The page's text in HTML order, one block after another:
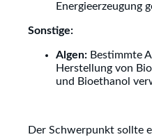
Energieerzeugung
Sonstige:
Algen: Bestimmte
Herstellung von
und Bioethanol
Der Schwerpunkt sollte